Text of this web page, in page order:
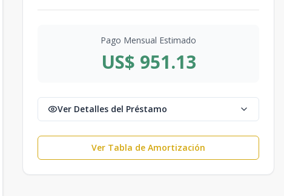
Pago Mensual Estimado
US$ 951.13
Ver Detalles del Préstamo
Ver Tabla de Amortización